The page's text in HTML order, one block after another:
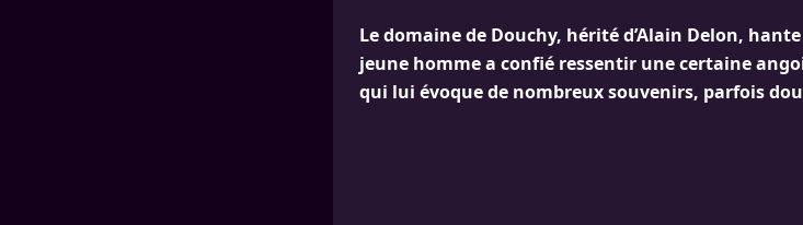
Le domaine de Douchy, hérité d’Alain Delon,
jeune homme a confié ressentir une certaine
qui lui évoque de nombreux souvenirs, parfois